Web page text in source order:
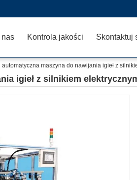
nas Kontrola jakości
automatyczna maszyna do nawijania igieł z
igieł z silnikiem